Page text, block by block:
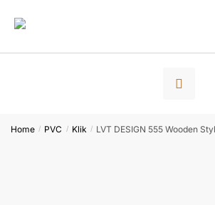
Home / PVC / Klik / LVT DESIGN 555 Wooden Styles Click 706X Oak